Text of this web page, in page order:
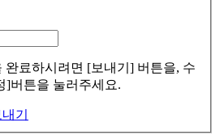
완료하시려면 [보내기] 버튼을, 수
]버튼을 눌러주세요.
기